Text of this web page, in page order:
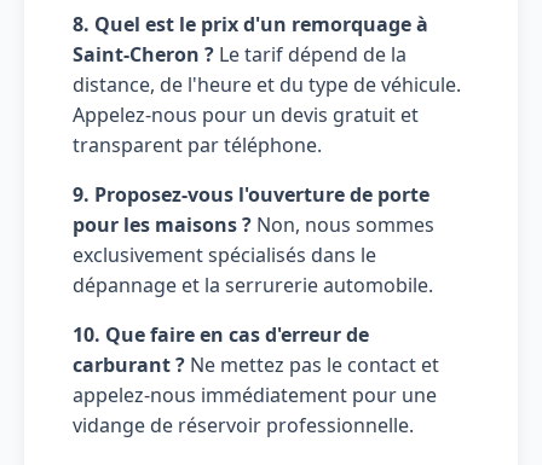
8. Quel est le prix d'un remorquage à
Saint-Cheron ? Le tarif dépend de la
distance, de l'heure et du type de véhicule.
Appelez-nous pour un devis gratuit et
transparent par téléphone.
9. Proposez-vous l'ouverture de porte
pour les maisons ? Non, nous sommes
exclusivement spécialisés dans le
dépannage et la serrurerie automobile.
10. Que faire en cas d'erreur de
carburant ? Ne mettez pas le contact et
appelez-nous immédiatement pour une
vidange de réservoir professionnelle.